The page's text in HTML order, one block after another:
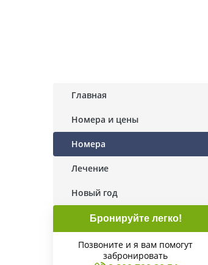
Главная
Номера и цены
Номера
Лечение
Новый год
Бронируйте легко!
Позвоните и я вам помогут
забронировать